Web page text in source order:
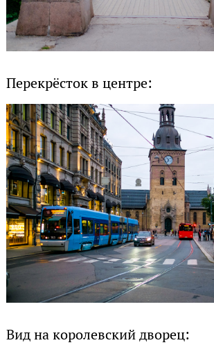
Перекрёсток в центре:
Вид на королевский дворец: